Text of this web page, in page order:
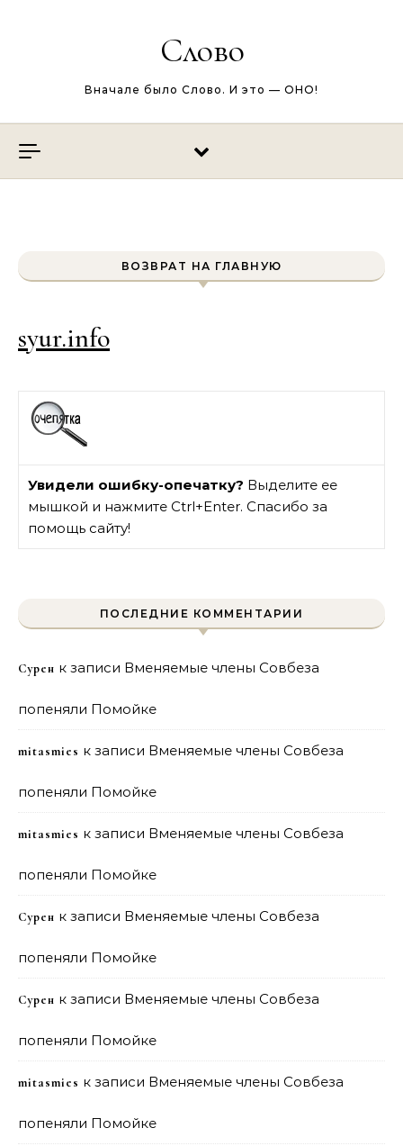
Слово
Вначале было Слово. И это — ОНО!
ВОЗВРАТ НА ГЛАВНУЮ
syur.info
Увидели ошибку-опечатку? Выделите ее
мышкой и нажмите Ctrl+Enter. Спасибо за
помощь сайту!
ПОСЛЕДНИЕ КОММЕНТАРИИ
Сурен к записи Вменяемые члены Совбеза
попеняли Помойке
mitasmies к записи Вменяемые члены Совбеза
попеняли Помойке
mitasmies к записи Вменяемые члены Совбеза
попеняли Помойке
Сурен к записи Вменяемые члены Совбеза
попеняли Помойке
Сурен к записи Вменяемые члены Совбеза
попеняли Помойке
mitasmies к записи Вменяемые члены Совбеза
попеняли Помойке